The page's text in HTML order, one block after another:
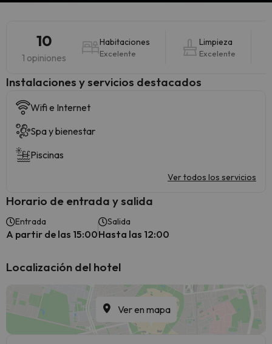
10
1 opiniones
Habitaciones
Excelente
Limpieza
Excelente
Instalaciones y servicios destacados
Wifi e Internet
Spa y bienestar
Piscinas
Ver todos los servicios
Horario de entrada y salida
Entrada
A partir de las 15:00
Salida
Hasta las 12:00
Localización del hotel
Ver en mapa